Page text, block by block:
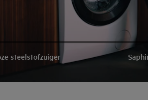
steelstofzuiger